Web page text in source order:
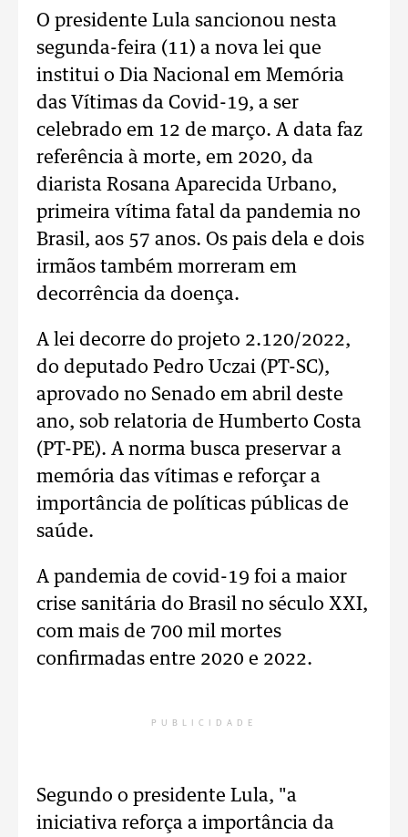
O presidente Lula sancionou nesta
segunda-feira (11) a nova lei que
institui o Dia Nacional em Memória
das Vítimas da Covid-19, a ser
celebrado em 12 de março. A data faz
referência à morte, em 2020, da
diarista Rosana Aparecida Urbano,
primeira vítima fatal da pandemia no
Brasil, aos 57 anos. Os pais dela e dois
irmãos também morreram em
decorrência da doença.
A lei decorre do projeto 2.120/2022,
do deputado Pedro Uczai (PT-SC),
aprovado no Senado em abril deste
ano, sob relatoria de Humberto Costa
(PT-PE). A norma busca preservar a
memória das vítimas e reforçar a
importância de políticas públicas de
saúde.
A pandemia de covid-19 foi a maior
crise sanitária do Brasil no século XXI,
com mais de 700 mil mortes
confirmadas entre 2020 e 2022.
PUBLICIDADE
Segundo o presidente Lula, "a
iniciativa reforça a importância da